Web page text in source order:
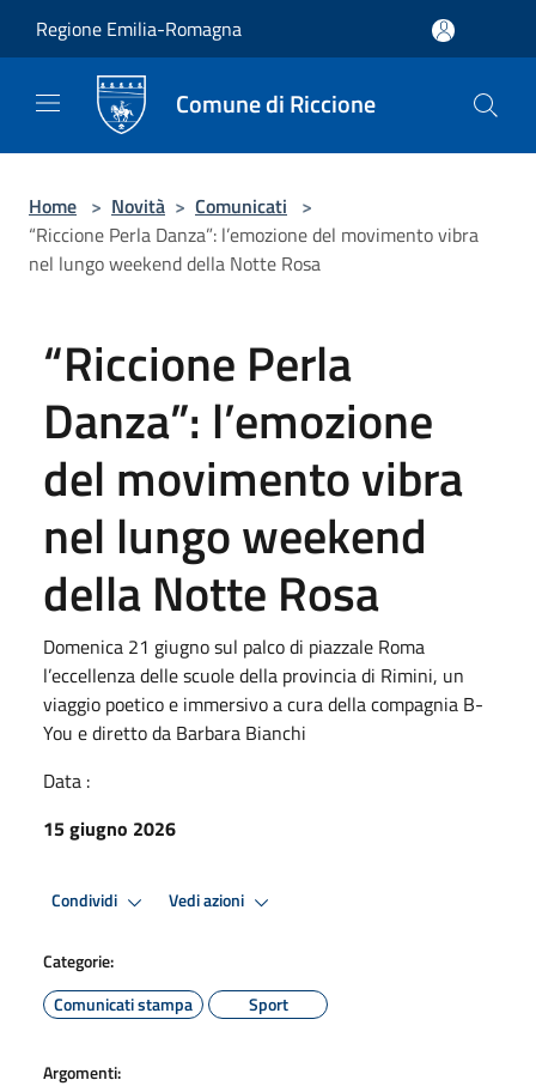
Regione Emilia-Romagna
Comune di Riccione
Home > Novità > Comunicati >
“Riccione Perla Danza”: l’emozione del movimento vibra
nel lungo weekend della Notte Rosa
“Riccione Perla
Danza”: l’emozione
del movimento vibra
nel lungo weekend
della Notte Rosa
Domenica 21 giugno sul palco di piazzale Roma
l’eccellenza delle scuole della provincia di Rimini, un
viaggio poetico e immersivo a cura della compagnia B-
You e diretto da Barbara Bianchi
Data :
15 giugno 2026
Condividi Vedi azioni
Categorie:
Comunicati stampa
Sport
Argomenti: